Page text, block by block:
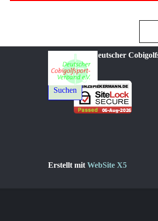
© 2021-2026 Deutscher
Suchen
Erstellt mit WebSite X5